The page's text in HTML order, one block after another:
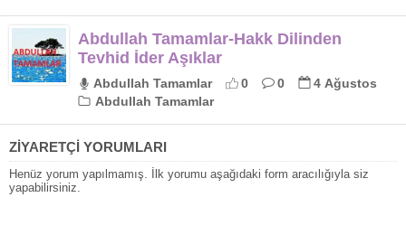
Abdullah Tamamlar-Hakk Dilinden
Tevhid İder Aşıklar
Abdullah Tamamlar 0 0
4 Ağustos
Abdullah Tamamlar
ZİYARETÇİ YORUMLARI
Henüz yorum yapılmamış. İlk yorumu aşağıdaki form aracılığıyla siz
yapabilirsiniz.